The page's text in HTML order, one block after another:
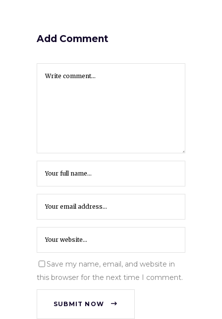
Add Comment
Save my name, email, and website in
this browser for the next time I comment.
SUBMIT NOW